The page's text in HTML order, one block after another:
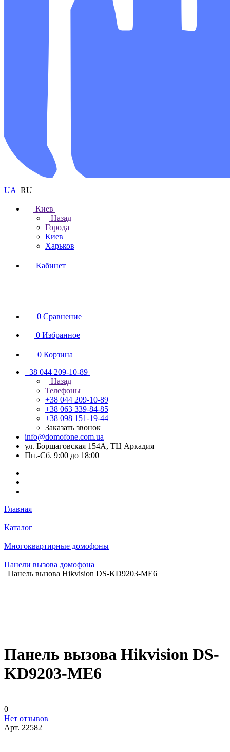
UA RU
Киев
Назад
Города
Киев
Харьков
Кабинет
0 Сравнение
0 Избранное
0 Корзина
+38 044 209-10-89
Назад
Телефоны
+38 044 209-10-89
+38 063 339-84-85
+38 098 151-19-44
Заказать звонок
info@domofone.com.ua
ул. Борщаговская 154А, ТЦ Аркадия
Пн.-Сб. 9:00 до 18:00
Главная
Каталог
Многоквартирные домофоны
Панели вызова домофона
Панель вызова Hikvision DS-KD9203-ME6
Панель вызова Hikvision DS-
KD9203-ME6
0
Нет отзывов
Арт. 22582